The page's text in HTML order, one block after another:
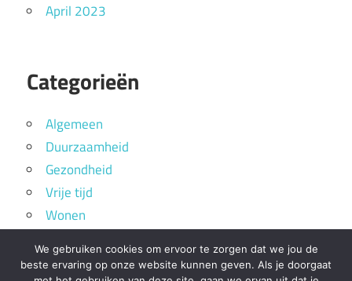
April 2023
Categorieën
Algemeen
Duurzaamheid
Gezondheid
Vrije tijd
Wonen
We gebruiken cookies om ervoor te zorgen dat we jou de
beste ervaring op onze website kunnen geven. Als je doorgaat